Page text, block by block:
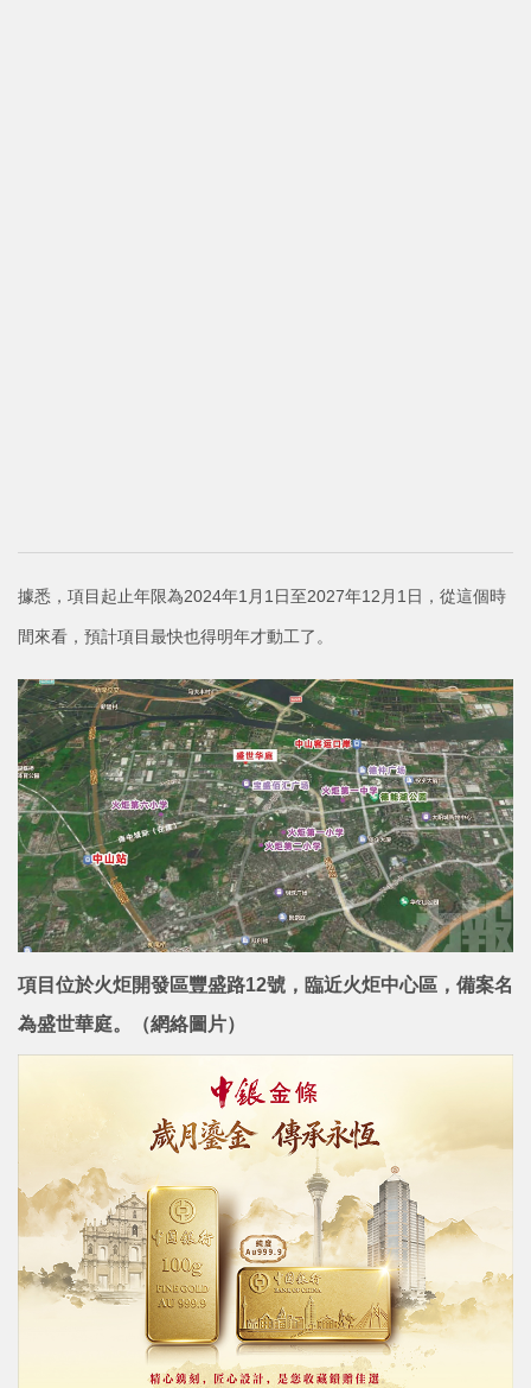
據悉，項目起止年限為2024年1月1日至2027年12月1日，從這個時
間來看，預計項目最快也得明年才動工了。
項目位於火炬開發區豐盛路12號，臨近火炬中心區，備案名
為盛世華庭。（網絡圖片）